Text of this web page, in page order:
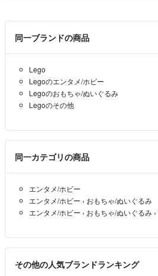
同一ブランドの商品
Lego
Legoのエンタメ/ホビー
Legoのおもちゃ/ぬいぐるみ
Legoのその他
同一カテゴリの商品
エンタメ/ホビー
エンタメ/ホビー › おもちゃ/ぬいぐるみ
エンタメ/ホビー › おもちゃ/ぬいぐるみ ›
その他の人気ブランドランキング